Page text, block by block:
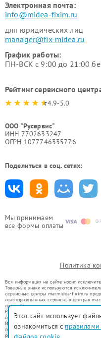
Мы принимаем
все формы оплаты
Электронная почта:
info@midea-fixim.ru
для юридических лиц
manager@fix-midea.ru
График работы:
ПН-ВСК с 9:00 до 21:00
Рейтинг сервисного
4.9-5.0
ООО "Русервис"
ИНН 7702633247
ОГРН 1077746335776
Поделиться в соц. сетях:
Политика
Вся информация на сайте носит
Товарные знаки используются
сервисные центры mar.midea-fixim.ru
неавторизованных сервисных центрах
правообладателями товарных знаков или
Ремонт осуществляется для устройств,
со статьей 1487 ГК РФ.
Использование товарных знаков не
потребителей в заблуждение, а служит
ремонту техники указанных брендов.
Этот сайт использует
ознакомиться с правилами